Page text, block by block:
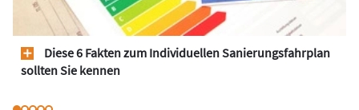
Diese 6 Fakten zum Individuellen Sanierungsfahrplan
sollten Sie kennen